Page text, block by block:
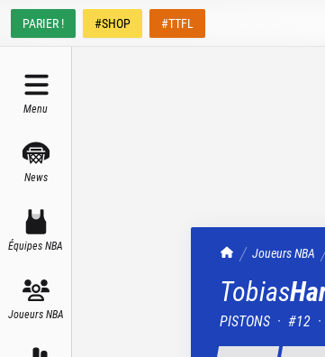
PARIER ! #SHOP #TTFL
Menu
News
Équipes NBA
Joueurs NBA
TrashTalk Actu
Joueurs NBA
Tobias
PISTONS · #12 ·